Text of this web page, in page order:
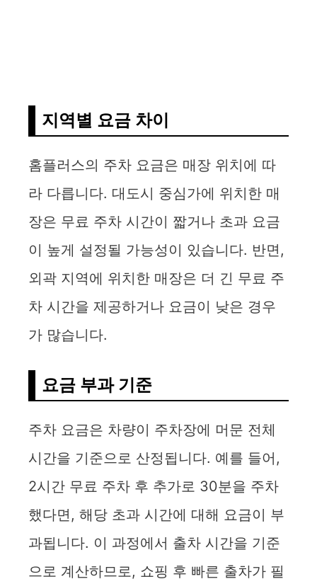
지역별 요금 차이
홈플러스의 주차 요금은 매장 위치에 따
라 다릅니다. 대도시 중심가에 위치한 매
장은 무료 주차 시간이 짧거나 초과 요금
이 높게 설정될 가능성이 있습니다. 반면,
외곽 지역에 위치한 매장은 더 긴 무료 주
차 시간을 제공하거나 요금이 낮은 경우
가 많습니다.
요금 부과 기준
주차 요금은 차량이 주차장에 머문 전체
시간을 기준으로 산정됩니다. 예를 들어,
2시간 무료 주차 후 추가로 30분을 주차
했다면, 해당 초과 시간에 대해 요금이 부
과됩니다. 이 과정에서 출차 시간을 기준
으로 계산하므로, 쇼핑 후 빠른 출차가 필